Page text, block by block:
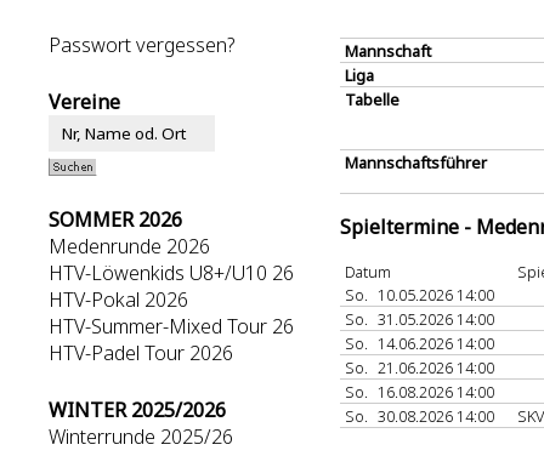
Passwort vergessen?
Vereine
SOMMER 2026
Medenrunde 2026
HTV-Löwenkids U8+/U10 26
HTV-Pokal 2026
HTV-Summer-Mixed Tour 26
HTV-Padel Tour 2026
WINTER 2025/2026
Winterrunde 2025/26
Mannschaft
Liga
Tabelle
Mannschaftsführer
Spieltermine -
Datum
So. 10.05.2026 14:00
So. 31.05.2026 14:00
So. 14.06.2026 14:00
So. 21.06.2026 14:00
So. 16.08.2026 14:00
So. 30.08.2026 14:00